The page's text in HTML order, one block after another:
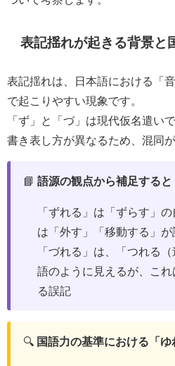
表記揺れが起きる背景と
表記揺れは、日本語における「
で起こりやすい現象です。
「ず」と「づ」は現代仮名遣い
書き表し方が異なるため、混同
📘 語源の観点から補足すると
「ずれる」は「ずらす」
は「外す」「移動する」が
「づれる」は、「つれる
語のように見えるが、こ
る誤記
🔍 国語力の基準における「ゆ